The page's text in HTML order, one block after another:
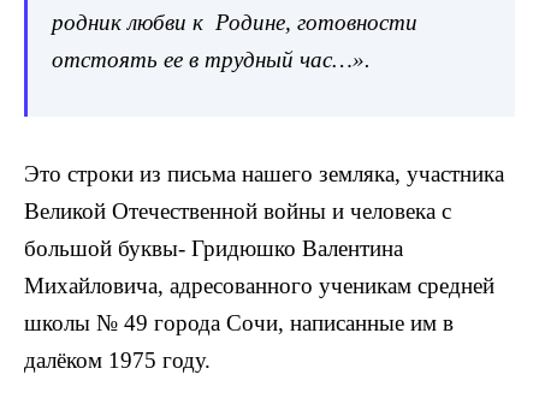
родник любви к Родине, готовности
отстоять ее в трудный час…».
Это строки из письма нашего земляка, участника
Великой Отечественной войны и человека с
большой буквы- Гридюшко Валентина
Михайловича, адресованного ученикам средней
школы № 49 города Сочи, написанные им в
далёком 1975 году.